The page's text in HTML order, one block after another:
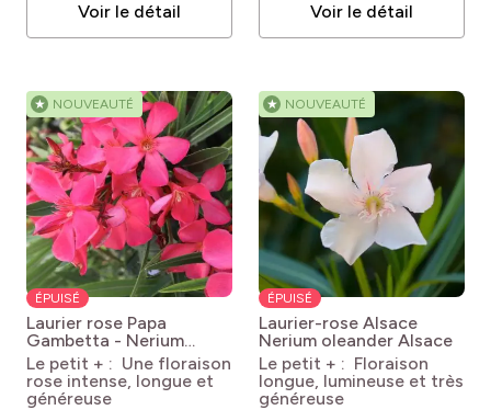
Voir le détail Voir le détail
★ NOUVEAUTÉ
ÉPUISÉ
Laurier rose Papa
Gambetta - Nerium
oleander Nerium
oleander Papa Gambetta
Le petit + : Une floraison
rose intense, longue et
généreuse
★ NOUVEAUTÉ
ÉPUISÉ
Laurier-rose Alsace
Nerium oleander Alsace
Le petit + : Floraison
longue, lumineuse et très
généreuse